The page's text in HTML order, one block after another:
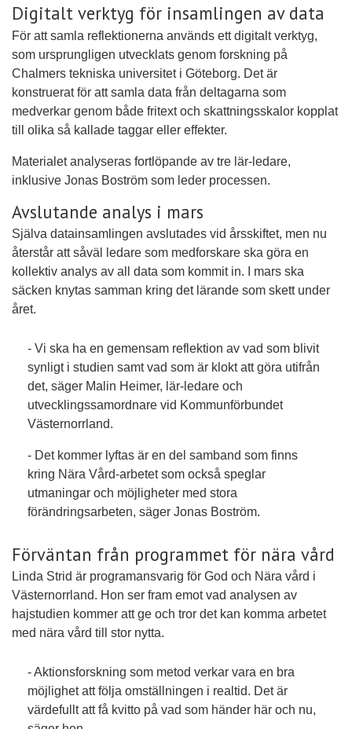
Digitalt verktyg för insamlingen av data
För att samla reflektionerna används ett digitalt verktyg,
som ursprungligen utvecklats genom forskning på
Chalmers tekniska universitet i Göteborg. Det är
konstruerat för att samla data från deltagarna som
medverkar genom både fritext och skattningsskalor kopplat
till olika så kallade taggar eller effekter.
Materialet analyseras fortlöpande av tre lär-ledare,
inklusive Jonas Boström som leder processen.
Avslutande analys i mars
Själva datainsamlingen avslutades vid årsskiftet, men nu
återstår att såväl ledare som medforskare ska göra en
kollektiv analys av all data som kommit in.
I mars ska
säcken knytas samman kring det lärande som skett under
året.
- Vi ska ha en gemensam reflektion av vad som blivit
synligt i studien samt vad som är klokt att göra utifrån
det, säger Malin Heimer, lär-ledare och
utvecklingssamordnare vid Kommunförbundet
Västernorrland.
- Det kommer lyftas är en del samband som finns
kring Nära Vård-arbetet som också speglar
utmaningar och möjligheter med stora
förändringsarbeten, säger Jonas Boström.
Förväntan från programmet för nära vård
Linda Strid är programansvarig för God och Nära vård i
Västernorrland. Hon ser fram emot vad analysen av
hajstudien kommer att ge och tror det kan komma arbetet
med nära vård till stor nytta.
- Aktionsforskning som metod verkar vara en bra
möjlighet att följa omställningen i realtid. Det är
värdefullt att få kvitto på vad som händer här och nu,